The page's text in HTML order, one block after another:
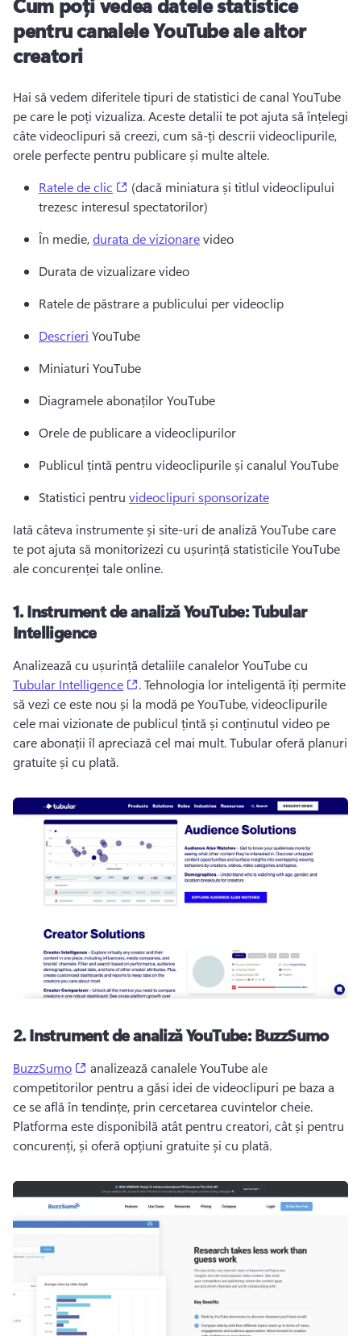
pentru canalele YouTube ale altor
creatori
Hai să vedem diferitele tipuri de statistici de canal YouTube
pe care le poți vizualiza. Aceste detalii te pot ajuta să înțelegi
câte videoclipuri să creezi, cum să-ți descrii videoclipurile,
orele perfecte pentru publicare și multe altele.
Ratele de clic
(opens in a new tab)
(dacă miniatura și titlul videoclipului
trezesc interesul spectatorilor)
În medie, durata de vizionare video
Durata de vizualizare video
Ratele de păstrare a publicului per videoclip
Descrieri YouTube
Miniaturi YouTube
Diagramele abonaților YouTube
Orele de publicare a videoclipurilor
Publicul țintă pentru videoclipurile și canalul YouTube
Statistici pentru videoclipuri sponsorizate
Iată câteva instrumente și site-uri de analiză YouTube care
te pot ajuta să monitorizezi cu ușurință statisticile YouTube
ale concurenței tale online.
1.Instrument de analiză YouTube: Tubular
Intelligence
Analizează cu ușurință detaliile canalelor YouTube cu
Tubular Intelligence
(opens in a new tab)
. Tehnologia lor inteligentă îți permite
să vezi ce este nou și la modă pe YouTube, videoclipurile
cele mai vizionate de publicul țintă și conținutul video pe
care abonații îl apreciază cel mai mult. Tubular oferă planuri
gratuite și cu plată.
2.Instrument de analiză YouTube: BuzzSumo
BuzzSumo (opens in a new tab)
analizează canalele YouTube ale
competitorilor pentru a găsi idei de videoclipuri pe baza a
Platforma este disponibilă atât pentru creatori, cât și pentru
concurenți, și oferă opțiuni gratuite și cu plată.